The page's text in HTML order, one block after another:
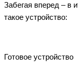
Забегая вперед – в
такое устройство:
Готовое устройство